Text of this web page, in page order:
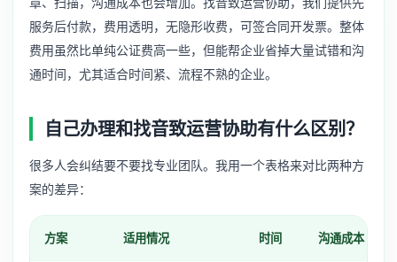
服务后付款，费用透明，无隐形收费，可签合同开发票。整体
费用虽然比单纯公证费高一些，但能帮企业省掉大量试错和沟
通时间，尤其适合时间紧、流程不熟的企业。
自己办理和找音致运营协助有什么区别？
很多人会纠结要不要找专业团队。我用一个表格来对比两种方
案的差异：
方案 适用情况 时间 沟通成本